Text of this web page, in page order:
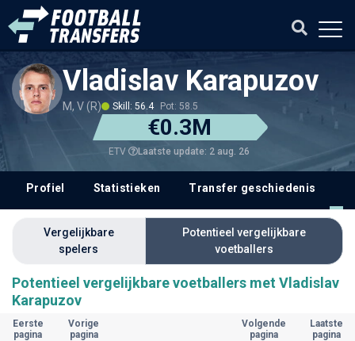
Vladislav Karapuzov
M, V (R) Skill: 56.4 Pot: 58.5
€0.3M
ETV Laatste update: 2 aug. 26
Profiel Statistieken Transfer geschiedenis
Vergelijkbare
spelers
Potentieel vergelijkbare
voetballers
Potentieel vergelijkbare voetballers met Vladislav
Karapuzov
Eerste
pagina
Vorige
pagina
Volgende
pagina
Laatste
pagina